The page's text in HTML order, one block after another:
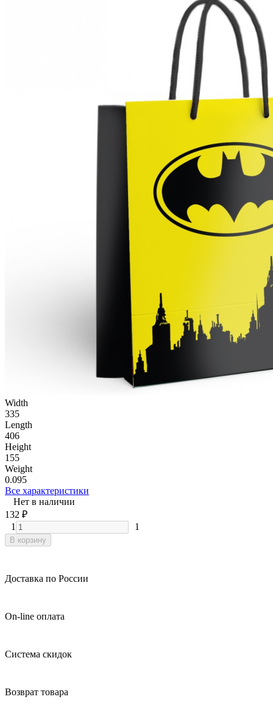
Width
335
Length
406
Height
155
Weight
0.095
Все характеристики
Нет в наличии
132 ₽
1
1
В корзину
Доставка по России
On-line оплата
Система скидок
Возврат товара